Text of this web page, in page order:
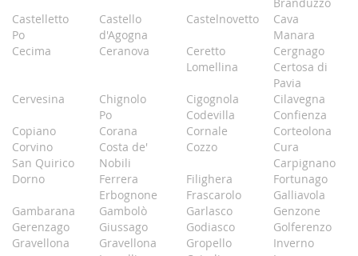
Castelletto
Po
Castello
d'Agogna
Castelnovetto
Cava
Manara
Cecima
Ceranova
Ceretto
Lomellina
Cergnago
Certosa di
Pavia
Cervesina
Chignolo
Po
Cigognola
Cilavegna
Codevilla
Confienza
Copiano
Corana Cornale
Corteolona
Corvino
San Quirico
Costa de'
Nobili
Cozzo
Cura
Carpignano
Dorno
Ferrera
Erbognone
Filighera
Fortunago
Frascarolo
Galliavola
Gambarana
Gambolò Garlasco
Genzone
Gerenzago
Giussago Godiasco
Golferenzo
Gravellona
Gravellona
Gropello
Inverno